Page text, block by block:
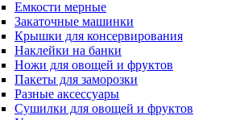
Емкости мерные
Закаточные машинки
Крышки для консервирования
Наклейки на банки
Ножи для овощей и фруктов
Пакеты для заморозки
Разные аксессуары
Сушилки для овощей и фруктов